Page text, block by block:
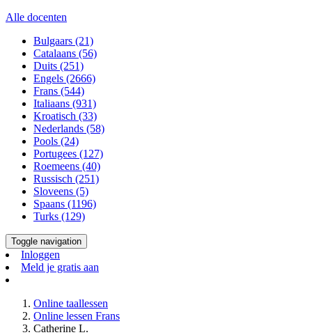
Alle docenten
Bulgaars (21)
Catalaans (56)
Duits (251)
Engels (2666)
Frans (544)
Italiaans (931)
Kroatisch (33)
Nederlands (58)
Pools (24)
Portugees (127)
Roemeens (40)
Russisch (251)
Sloveens (5)
Spaans (1196)
Turks (129)
Toggle navigation
Inloggen
Meld je gratis aan
Online taallessen
Online lessen Frans
Catherine L.